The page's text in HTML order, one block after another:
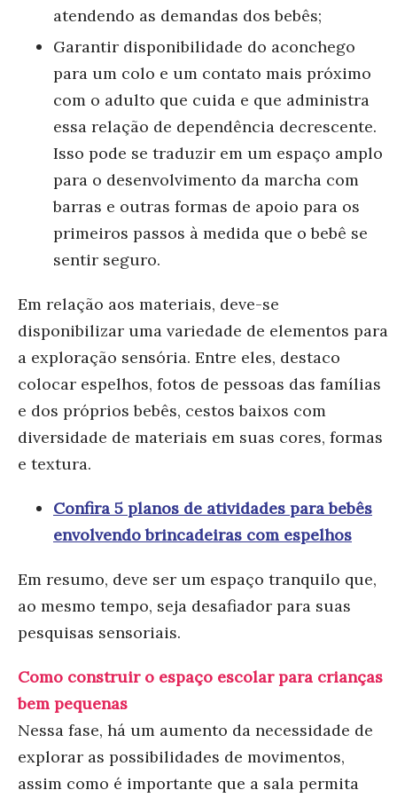
atendendo as demandas dos bebês;
Garantir disponibilidade do aconchego
para um colo e um contato mais próximo
com o adulto que cuida e que administra
essa relação de dependência decrescente.
Isso pode se traduzir em um espaço amplo
para o desenvolvimento da marcha com
barras e outras formas de apoio para os
primeiros passos à medida que o bebê se
sentir seguro.
Em relação aos materiais, deve-se
disponibilizar uma variedade de elementos para
a exploração sensória. Entre eles, destaco
colocar espelhos, fotos de pessoas das famílias
e dos próprios bebês, cestos baixos com
diversidade de materiais em suas cores, formas
e textura.
Confira 5 planos de atividades para bebês
envolvendo brincadeiras com espelhos
Em resumo, deve ser um espaço tranquilo que,
ao mesmo tempo, seja desafiador para suas
pesquisas sensoriais.
Como construir o espaço escolar para crianças
bem pequenas
Nessa fase, há um aumento da necessidade de
explorar as possibilidades de movimentos,
assim como é importante que a sala permita